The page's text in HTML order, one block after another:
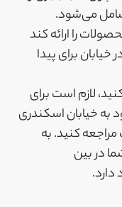
شامل می‌شود.
را ارائه کند
برای پیدا
لازم است برای
به خیابان اسکندری
کنید. به
در بین